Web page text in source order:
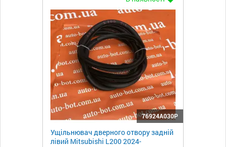
76924A030P
Ущільнювач дверного отвору задній
лівий Mitsubishi L200 2024-